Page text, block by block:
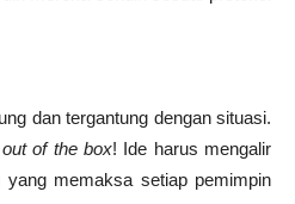
dan tergantung dengan situasi.
out of the box! Ide harus mengalir
memaksa setiap pemimpin